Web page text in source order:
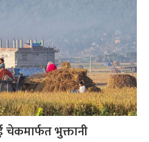
चेकमार्फत भुक्तानी